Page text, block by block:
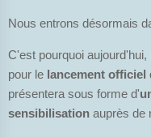
Nous entrons désormais
C'est pourquoi
pour le lancement officiel
présentera sous forme d'
sensibilisation auprès de